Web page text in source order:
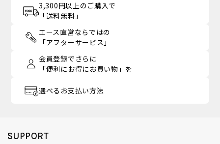
3,300円以上のご購入で
「送料無料」
エース直営ならではの
「アフターサービス」
会員登録でさらに
「便利にお得にお買い物」を
選べるお支払い方法
SUPPORT